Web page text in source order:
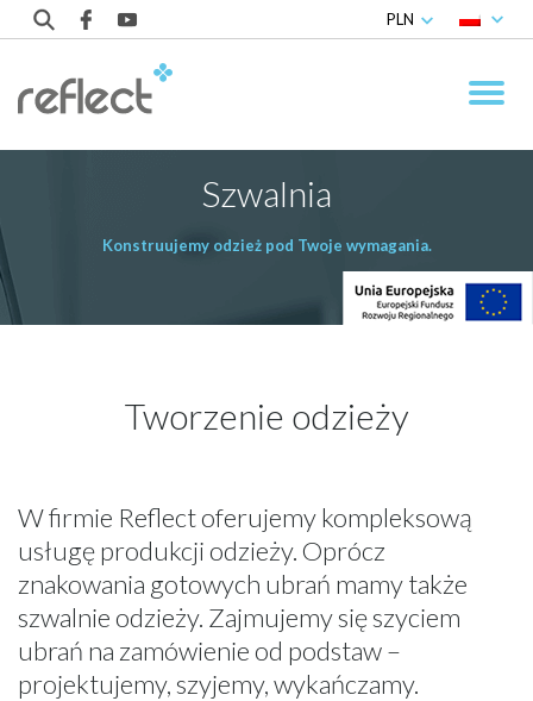
PLN
Szwalnia
Konstruujemy odzież pod Twoje wymagania.
Tworzenie odzieży
W firmie Reflect oferujemy kompleksową
usługę produkcji odzieży. Oprócz
znakowania gotowych ubrań mamy także
szwalnie odzieży. Zajmujemy się szyciem
ubrań na zamówienie od podstaw –
projektujemy, szyjemy, wykańczamy.